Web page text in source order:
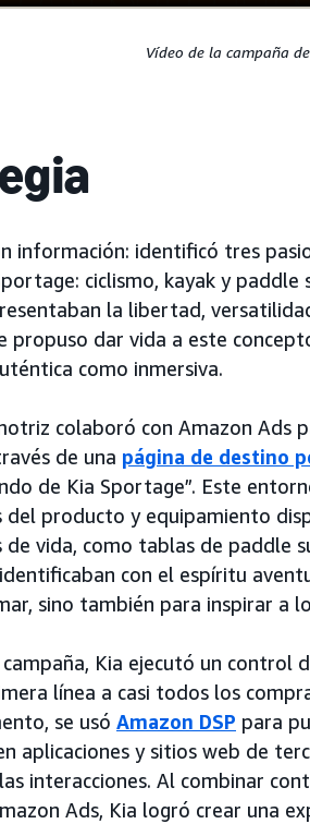
Vídeo de la campaña
información: identificó tres
ciclismo, kayak y
la libertad,
propuso dar vida a este
como inmersiva.
colaboró con Amazon Ads
de una página de destino
de Kia Sportage”. Este
del producto y equipamiento
vida, como tablas de paddle
con el espíritu
sino también para inspirar a
Kia ejecutó un control
línea a casi todos los
se usó Amazon DSP para
aplicaciones y sitios web de
interacciones. Al combinar
Ads, Kia logró crear una